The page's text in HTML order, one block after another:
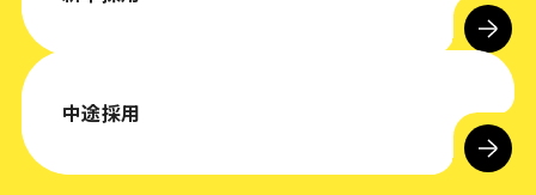
中途採用